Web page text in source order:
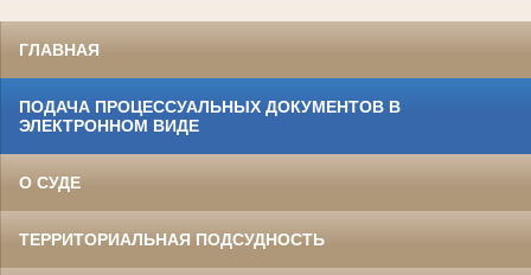
ГЛАВНАЯ
ПОДАЧА ПРОЦЕССУАЛЬНЫХ ДОКУМЕНТОВ В
ЭЛЕКТРОННОМ ВИДЕ
О СУДЕ
ТЕРРИТОРИАЛЬНАЯ ПОДСУДНОСТЬ